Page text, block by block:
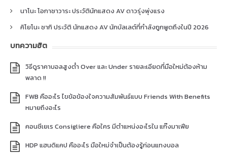
นาโนะ โอกาซาวาระ ประวัตินักแสดง AV ดาวรุ่งพุ่งแรง
คิโยโนะ ซากิ ประวัติ นักแสดง AV นักบัลเลต์ที่กำลังถูกพูดถึงในปี 2026
บทความฮิต
วิธีดูราคาบอลสูงต่ำ Over และ Under รายละเอียดที่มือใหม่ต้องห้าม
พลาด !!
FWB คืออะไร ไขข้อข้องใจความสัมพันธ์แบบ Friends With Benefits
หมายถึงอะไร
คอนซีเยเร Consigliere คือใคร มีตำแหน่งอะไรใน แก๊งมาเฟีย
HDP แฮนดิแคป คืออะไร มือใหม่จำเป็นต้องรู้ก่อนแทงบอล